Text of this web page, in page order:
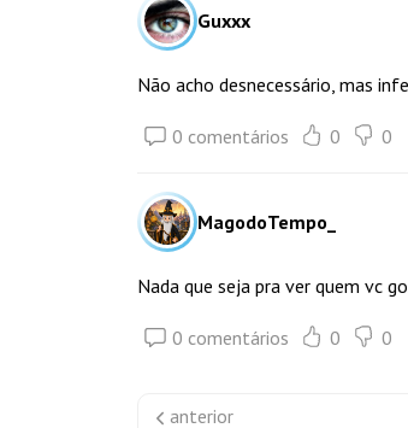
Guxxx
Não acho desnecessário, mas
0 comentários 0 0
MagodoTempo_
Nada que seja pra ver quem vc
0 comentários 0 0
anterior